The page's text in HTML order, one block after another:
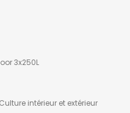
3x250L
intérieur et extérieur